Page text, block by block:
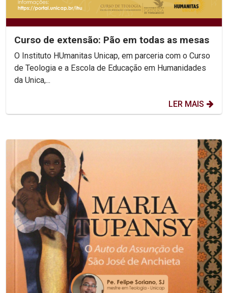
Curso de extensão: Pão em todas as mesas
O Instituto HUmanitas Unicap, em parceria com o Curso
de Teologia e a Escola de Educação em Humanidades
da Unica,...
LER MAIS